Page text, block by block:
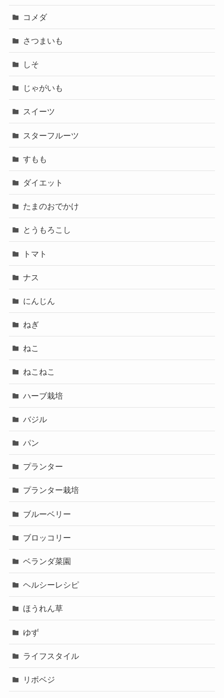
コメダ
さつまいも
しそ
じゃがいも
スイーツ
スターフルーツ
すもも
ダイエット
たまのおでかけ
とうもろこし
トマト
ナス
にんじん
ねぎ
ねこ
ねこねこ
ハーブ栽培
バジル
パン
プランター
プランター栽培
ブルーベリー
ブロッコリー
ベランダ菜園
ヘルシーレシピ
ほうれん草
ゆず
ライフスタイル
リボベジ